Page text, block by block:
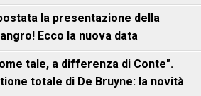
la presentazione della
Ecco la nuova data
tale, a differenza di Conte".
totale di De Bruyne: la novità